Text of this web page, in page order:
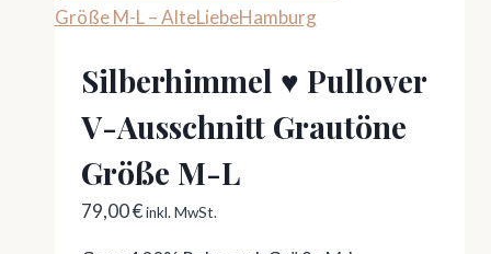
Silberhimmel ♥ Pullover
V-Ausschnitt Grautöne
Größe M-L
79,00€ inkl. MwSt.